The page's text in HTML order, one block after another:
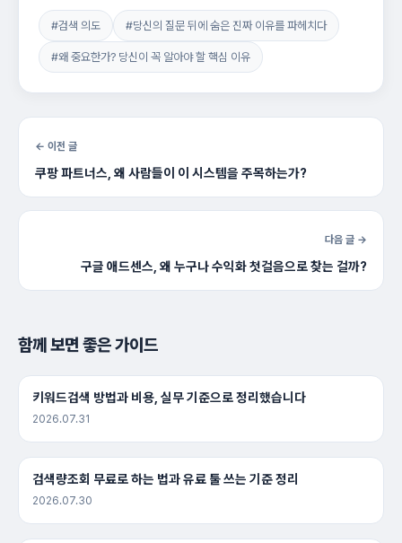
#검색 의도 #당신의 질문 뒤에 숨은 진짜 이유를 파헤치다
#왜 중요한가? 당신이 꼭 알아야 할 핵심 이유
← 이전 글
쿠팡 파트너스, 왜 사람들이 이 시스템을 주목하는가?
다음 글 →
구글 애드센스, 왜 누구나 수익화 첫걸음으로 찾는 걸까?
함께 보면 좋은 가이드
키워드검색 방법과 비용, 실무 기준으로 정리했습니다
2026.07.31
검색량조회 무료로 하는 법과 유료 툴 쓰는 기준 정리
2026.07.30